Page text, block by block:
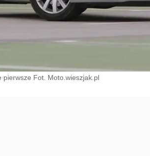
pierwsze Fot. Moto.wieszjak.pl